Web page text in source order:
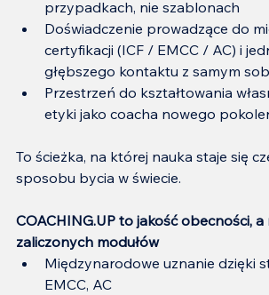
przypadkach, nie szablonach
Doświadczenie prowadzące do
certyfikacji (ICF / EMCC / AC) i
głębszego kontaktu z samym
Przestrzeń do kształtowania
etyki jako coacha nowego
To ścieżka, na której nauka staje się
sposobu bycia w świecie.
COACHING.UP to jakość obecności, a
zaliczonych modułów
Międzynarodowe uznanie dzięki
EMCC, AC